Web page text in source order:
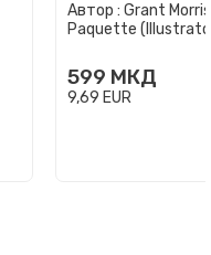
Автор : Grant
Paquette
599 МКД
9,69 EUR